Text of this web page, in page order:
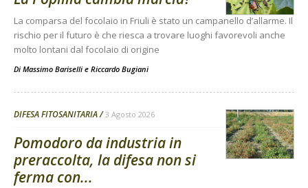
La comparsa del focolaio in Friuli è stato un campanello d’allarme. Il
rischio per il futuro è che riesca a trovare luoghi favorevoli anche
molto lontani dal focolaio di origine
Di Massimo Bariselli e Riccardo Bugiani
DIFESA FITOSANITARIA 3 Agosto 2026
Pomodoro da industria in
preraccolta, la difesa non si
ferma con...